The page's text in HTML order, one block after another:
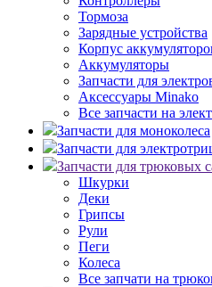
Тормоза
Зарядные устройства
Корпус
Аккумуляторы
Запчасти для
Аксессуары Minako
Все запчасти на
Запчасти для моноколеса
Запчасти для
Запчасти для трюковых
Шкурки
Деки
Грипсы
Рули
Пеги
Колеса
Все запчати на